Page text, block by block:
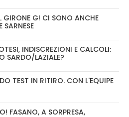
GIRONE G! CI SONO ANCHE
SARNESE
INDISCREZIONI E CALCOLI:
SARDO/LAZIALE?
TEST IN RITIRO. CON L'EQUIPE
FASANO, A SORPRESA,